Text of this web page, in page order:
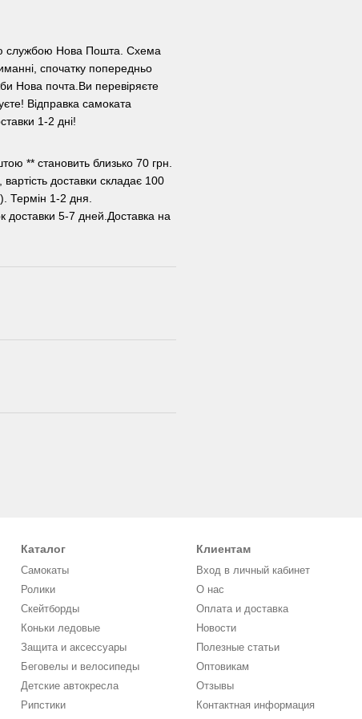
службою Нова Пошта. Схема
спочатку попередньо
Нова почта.Ви перевіряєте
Відправка самоката
1-2 дні!
** становить близько 70 грн.
доставки складає 100
Термін 1-2 дня.
доставки 5-7 дней.Доставка на
Каталог
Самокаты
Ролики
Скейтборды
Коньки ледовые
Защита и аксессуары
Беговелы и велосипеды
Детские автокресла
Рипстики
Клиентам
Вход в личный кабинет
О нас
Оплата и доставка
Новости
Полезные статьи
Оптовикам
Отзывы
Контактная информация